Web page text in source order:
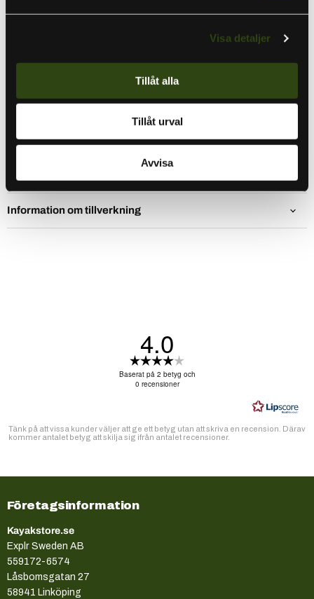
Visa detaljer
Tillåt alla
Tillåt urval
Avvisa
givare med XID till en 12-polig ekolod på en kompatibel
Mer information
Specifikationer
Information om tillverkning
4.0
4.0
Baserat på 2 betyg och
0 recensioner
Tänk på att vissa kunder väljer att ge ett betyg utan att skriva en recension. Därav
kommer antalet betyg att skilja sig ifrån antalet recensioner.
Företagsinformation
Kayakstore.se
Explr Sweden AB
559172-6574
Låsbomsgatan 27
58941 Linköping